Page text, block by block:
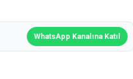
WhatsApp Kanalına Katıl